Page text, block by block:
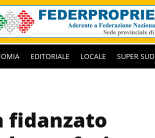
EDITORIALE LOCALE SUPER SUD
fidanzato